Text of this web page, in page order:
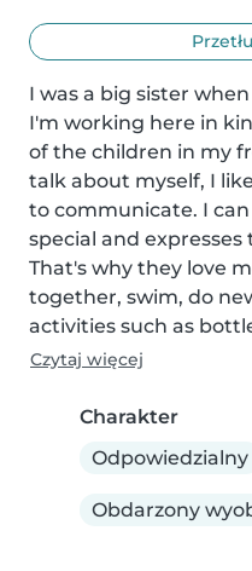
I was a big sister
I'm working here in
of the children in my
talk about myself, I
to communicate. I
special and
That's why they love
together, swim, do
activities such as
Czytaj więcej
Charakter
Odpowiedzialny
Obdarzony